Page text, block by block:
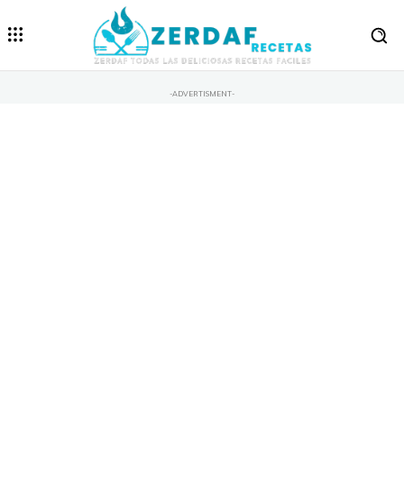
-ADVERTISMENT-